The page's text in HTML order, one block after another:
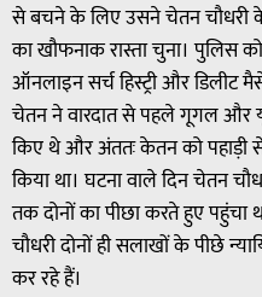
से बचने के लिए उसने चेतन चौधरी
का खौफनाक रास्ता चुना। पुलिस
ऑनलाइन सर्च हिस्ट्री और
चेतन ने वारदात से पहले गूगल और
किए थे और अंततः केतन को पहाड़ी
किया था। घटना वाले दिन चेतन
तक दोनों का पीछा करते हुए
चौधरी दोनों ही सलाखों के पीछे
कर रहे हैं।